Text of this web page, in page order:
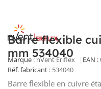
Barre flexible
mm 534040
Marque :nVent Eriflex EAN :
Réf. fabricant : 534040
Barre flexible en cuivre